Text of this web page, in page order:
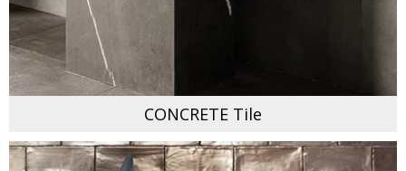
CONCRETE Tile